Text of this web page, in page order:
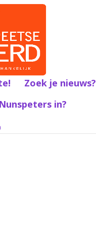
Zoek je nieuws?
in?